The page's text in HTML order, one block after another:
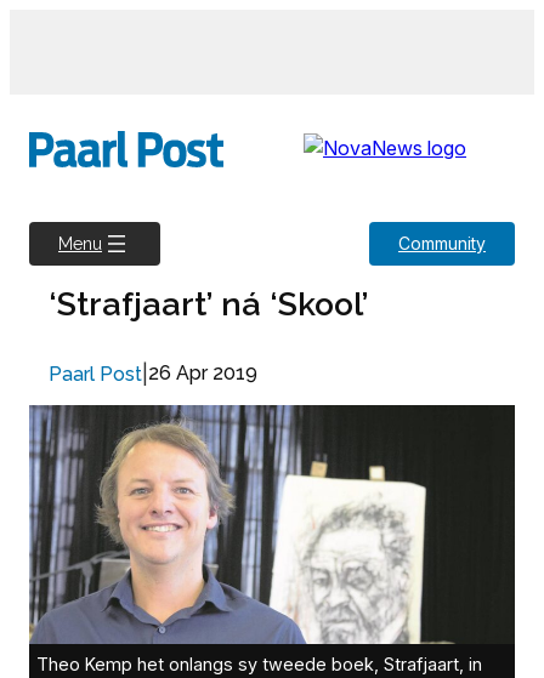
Menu Community
‘Strafjaart’ ná ‘Skool’
Paarl Post 26 Apr 2019
Theo Kemp het onlangs sy tweede boek, Strafjaart, in